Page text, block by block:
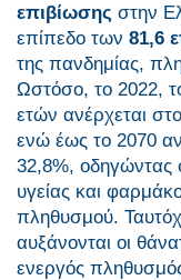
επιβίωσης στην
επίπεδο των 81,6
της πανδημίας,
Ωστόσο, το 2022,
ετών ανέρχεται
ενώ έως το 2070
32,8%, οδηγώντας
υγείας και
πληθυσμού.
αυξάνονται οι
ενεργός